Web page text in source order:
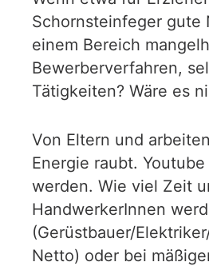
Schornsteinfeger gute
einem Bereich
Bewerberverfahren,
Tätigkeiten? Wäre es
Von Eltern und
Energie raubt.
werden. Wie viel Zeit
HandwerkerInnen
(Gerüstbauer/
Netto) oder bei